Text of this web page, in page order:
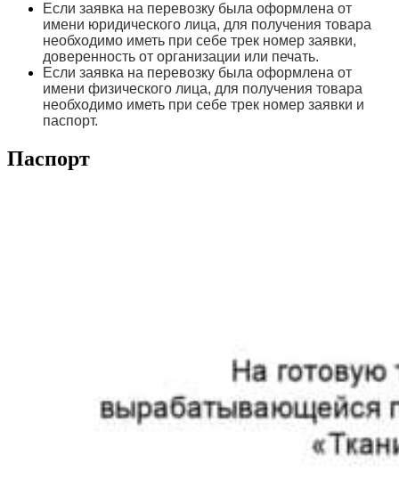
Если заявка на перевозку была оформлена от
имени юридического лица, для получения товара
необходимо иметь при себе трек номер заявки,
доверенность от организации или печать.
Если заявка на перевозку была оформлена от
имени физического лица, для получения товара
необходимо иметь при себе трек номер заявки и
паспорт.
Паспорт